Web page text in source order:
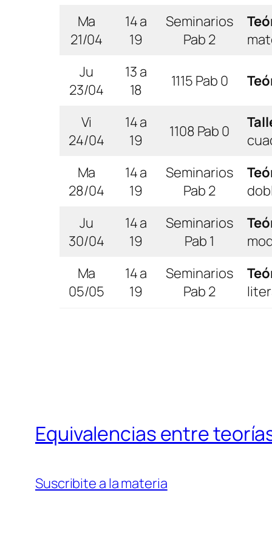
Ma
21/04
14 a
19
Seminarios
Pab 2
Ju
23/04
13 a
18
1115 Pab 0
Vi
24/04
14 a
19
1108 Pab 0
Ma
28/04
14 a
19
Seminarios
Pab 2
Ju
30/04
14 a
19
Seminarios
Pab 1
Ma
05/05
14 a
19
Seminarios
Pab 2
Equivalencias entre
Suscribite a la materia